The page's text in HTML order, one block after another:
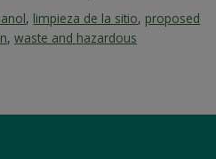
, limpieza de la sitio, proposed
, waste and hazardous